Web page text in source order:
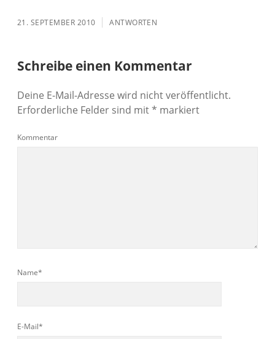
21. SEPTEMBER 2010 ANTWORTEN
Schreibe einen Kommentar
Deine E-Mail-Adresse wird nicht veröffentlicht.
Erforderliche Felder sind mit* markiert
Kommentar
Name*
E-Mail*